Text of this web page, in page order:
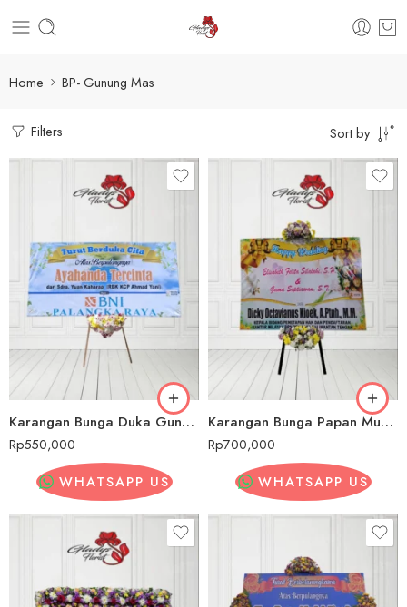
Home BP- Gunung Mas
Filters Sort by
Karangan Bunga Duka Gunung Mas
Rp550,000
WHATSAPP US
Karangan Bunga Papan Murah Gunung Mas
Rp700,000
WHATSAPP US